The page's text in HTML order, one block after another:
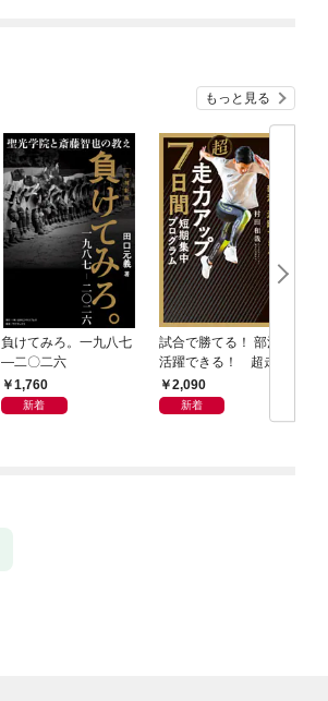
もっと見る
負けてみろ。一九八七
―二〇二六
1,760
新着
試合で勝てる！ 部活で
活躍できる！ 超走力
アップ 7日間短期集中
プログラム
2,090
新着